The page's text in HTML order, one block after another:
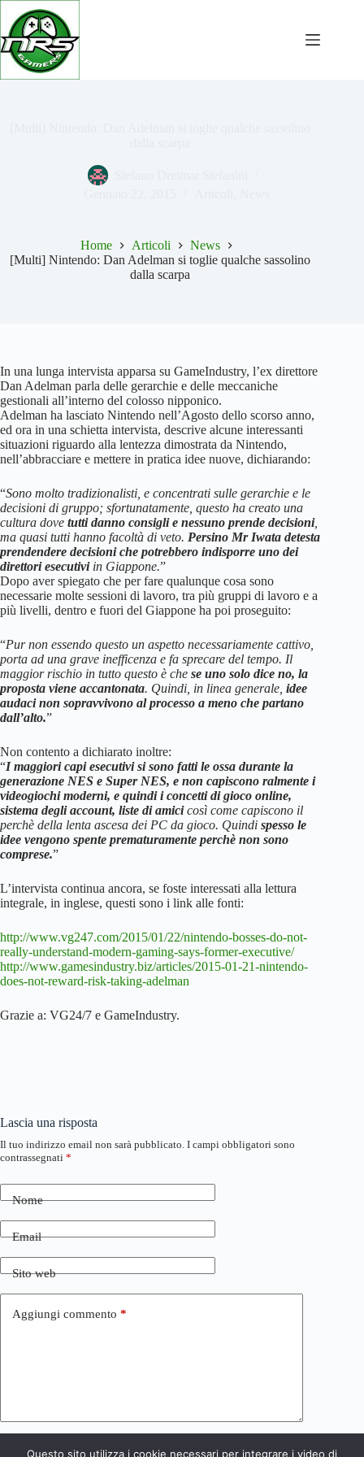
Salta
contenuto
Home Articoli
News
[Multi] Nintendo: Dan Adelman si toglie qualche sassolino
dalla scarpa
In una lunga intervista apparsa su GameIndustry, l’ex direttore
Dan Adelman parla delle gerarchie e delle meccaniche
gestionali all’interno del colosso nipponico.
Adelman ha lasciato Nintendo nell’Agosto dello scorso anno,
ed ora in una schietta intervista, descrive alcune interessanti
situazioni riguardo alla lentezza dimostrata da Nintendo,
nell’abbracciare e mettere in pratica idee nuove, dichiarando:
“Sono molto tradizionalisti, e concentrati sulle gerarchie e le
decisioni di gruppo; sfortunatamente, questo ha creato una
cultura dove tutti danno consigli e nessuno prende decisioni,
ma quasi tutti hanno facoltà di veto. Persino Mr Iwata detesta
prendendere decisioni che potrebbero indisporre uno dei
direttori esecutiviin Giappone.”
Dopo aver spiegato che per fare qualunque cosa sono
necessarie molte sessioni di lavoro, tra più gruppi di lavoro e a
più livelli, dentro e fuori del Giappone ha poi proseguito:
“Pur non essendo questo un aspetto necessariamente cattivo,
porta ad una grave inefficenza e fa sprecare del tempo. Il
maggior rischio in tutto questo è che se uno solo dice no, la
proposta viene accantonata. Quindi, in linea generale, idee
audaci non sopravvivono al processo a meno che partano
dall’alto.”
Non contento a dichiarato inoltre:
“I maggiori capi esecutivi si sono fatti le ossa durante la
generazione NES e Super NES, e non capiscono ralmente i
videogiochi moderni, e quindi i concetti di gioco online,
sistema degli account, liste di amicicosì come capiscono il
perchè della lenta ascesa dei PC da gioco. Quindi spesso le
idee vengono spente prematuramente perchè non sono
comprese.”
L’intervista continua ancora, se foste interessati alla lettura
integrale, in inglese, questi sono i link alle fonti:
http://www.vg247.com/2015/01/22/nintendo-bosses-do-not-
really-understand-modern-gaming-says-former-executive/
http://www.gamesindustry.biz/articles/2015-01-21-nintendo-
does-not-reward-risk-taking-adelman
Grazie a: VG24/7 e GameIndustry.
Lascia una risposta
Il tuo indirizzo email non sarà pubblicato. I campi obbligatori sono
contrassegnati *
Nome
Email
Sito web
Aggiungi commento *
Questo sito utilizza i cookie necessari per integrare i video di